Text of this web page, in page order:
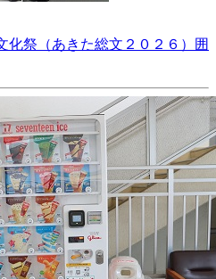
化祭（あきた総文２０２６）囲